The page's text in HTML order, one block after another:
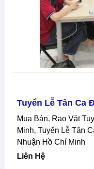
Tuyển Lễ Tân Ca
Mua Bán, Rao Vặt Tuyển Dụng Phú Nhuận Hồ Chí
Minh, Tuyển Lễ Tân
Nhuận Hồ Chí Minh
Liên Hệ